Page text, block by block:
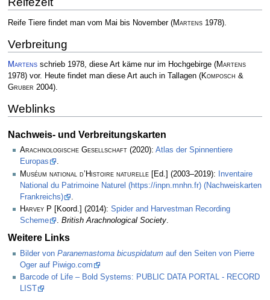
Reife Tiere findet man vom Mai bis November (Martens1978).
Verbreitung
Martensschrieb 1978, diese Art käme nur im Hochgebirge (Martens
1978)vor. Heute findet man diese Art auch in Tallagen (Komposch &
Gruber 2004).
Weblinks
Nachweis- und Verbreitungskarten
Arachnologische Gesellschaft (2020): Atlas der Spinnentiere
Europas
.
Muséum national d’Histoire naturelle [Ed.] (2003–2019):
Inventaire
National du Patrimoine Naturel (https://inpn.mnhn.fr) (Nachweiskarten
Frankreichs)
Harvey P [Koord.] (2014): Spider and Harvestman Recording
Scheme
. British Arachnological Society.
Weitere Links
Bilder von Paranemastoma bicuspidatum auf den Seiten von Pierre
Oger auf Piwigo.com
Barcode of Life – Bold Systems: PUBLIC DATA PORTAL - RECORD
LIST